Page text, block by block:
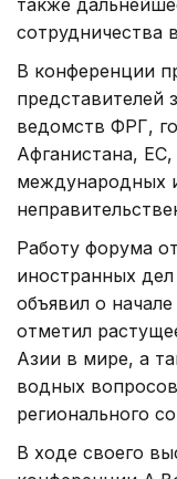
сотрудничества
В конференции
представителей
ведомств ФРГ,
Афганистана,
международных
Работу форума
иностранных
объявил о
отметил
Азии в мире, а
водных
регионального
В ходе своего